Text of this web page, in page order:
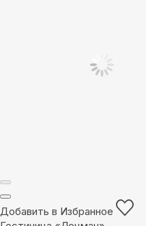
Добавить в Избранное